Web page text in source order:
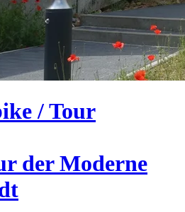
/ Tour
der Moderne